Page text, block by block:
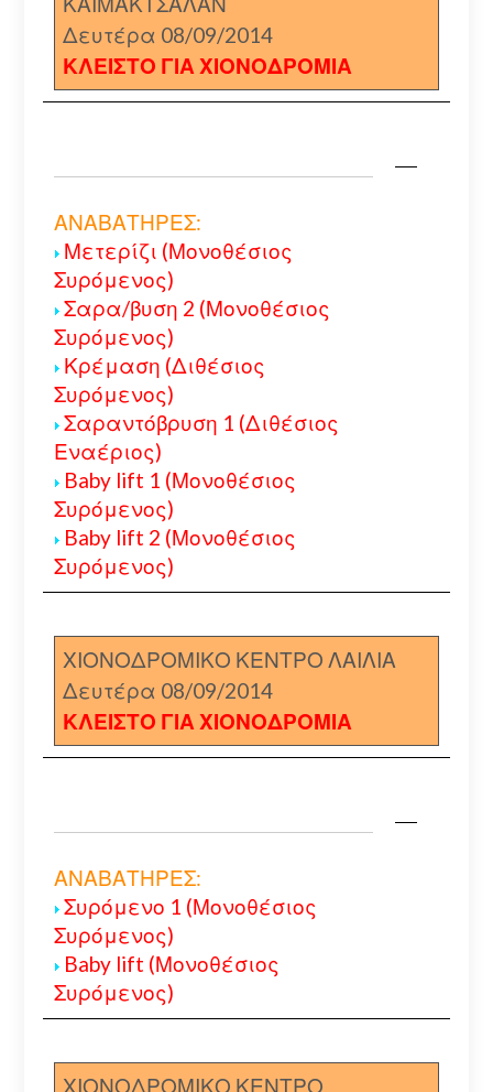
Δευτέρα 08/09/2014
ΚΛΕΙΣΤΟ ΓΙΑ ΧΙΟΝΟΔΡΟΜΙΑ
ΑΝΑΒΑΤΗΡΕΣ:
Μετερίζι (Μονοθέσιος
Συρόμενος)
Σαρα/βυση 2 (Μονοθέσιος
Συρόμενος)
Κρέμαση (Διθέσιος
Συρόμενος)
Σαραντόβρυση 1 (Διθέσιος
Εναέριος)
Baby lift 1 (Μονοθέσιος
Συρόμενος)
Baby lift 2 (Μονοθέσιος
Συρόμενος)
ΧΙΟΝΟΔΡΟΜΙΚΟ ΚΕΝΤΡΟ ΛΑΙΛΙΑ
Δευτέρα 08/09/2014
ΚΛΕΙΣΤΟ ΓΙΑ ΧΙΟΝΟΔΡΟΜΙΑ
ΑΝΑΒΑΤΗΡΕΣ:
Συρόμενο 1 (Μονοθέσιος
Συρόμενος)
Baby lift (Μονοθέσιος
Συρόμενος)
ΧΙΟΝΟΔΡΟΜΙΚΟ ΚΕΝΤΡΟ